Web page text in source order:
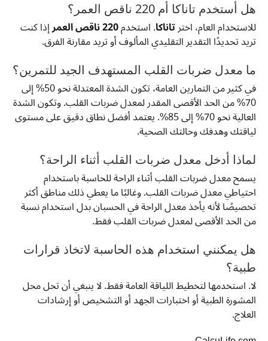
هل أستخدم تاناكا أم 220 ناقص العمر؟
للاستخدام العام، اخترتاناكا. استخدم220 ناقص العمر إذا كنت
تريد تحديدًا التقدير التقليدي المألوف أو تريد مقارنة الفرق.
ما معدل ضربات القلب المستهدف الجيد للتمرين؟
في كثير من التمارين العامة، تكون الشدة المعتدلة نحو 50% إلى
70% من الحد الأقصى المقدر لمعدل ضربات القلب. وتكون الشدة
العالية نحو 70% إلى 85%. يعتمد أفضل نطاق دقيق على مستوى
لياقتك وهدفك وحالتك الصحية.
لماذا أدخل معدل ضربات القلب أثناء الراحة؟
يسمح معدل ضربات القلب أثناء الراحة للحاسبة باستخدام
احتياطي معدل ضربات القلب. وغالبًا ما يعطي ذلك مناطق أكثر
تخصيصًا لأنه يأخذ معدل الراحة في الحسبان بدل استخدام نسبة
من الحد الأقصى لمعدل ضربات القلب فقط.
هل يمكنني استخدام هذه الحاسبة لاتخاذ قرارات
طبية؟
لا. استخدمها لتخطيط اللياقة العامة فقط. لا ينبغي أن تحل محل
المشورة الطبية أو اختبارات الجهد أو التشخيص أو إرشادات
العلاج.